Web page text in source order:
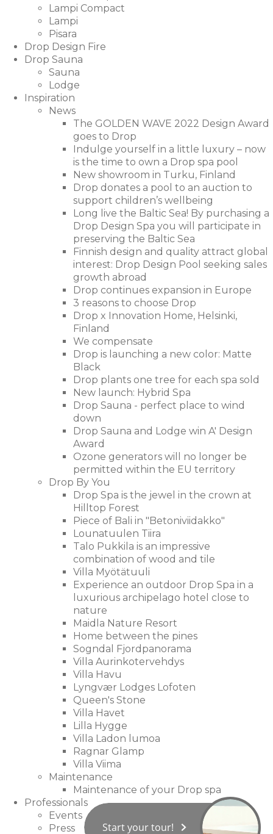
Lampi Compact
Lampi
Pisara
Drop Design Fire
Drop Sauna
Sauna
Lodge
Inspiration
News
The GOLDEN WAVE 2022 Design Award
goes to Drop
Indulge yourself in a little luxury – now
is the time to own a Drop spa pool
New showroom in Turku, Finland
Drop donates a pool to an auction to
support children’s wellbeing
Long live the Baltic Sea! By purchasing a
Drop Design Spa you will participate in
preserving the Baltic Sea
Finnish design and quality attract global
interest: Drop Design Pool seeking sales
growth abroad
Drop continues expansion in Europe
3 reasons to choose Drop
Drop x Innovation Home, Helsinki,
Finland
We compensate
Drop is launching a new color: Matte
Black
Drop plants one tree for each spa sold
New launch: Hybrid Spa
Drop Sauna - perfect place to wind
down
Drop Sauna and Lodge win A' Design
Award
Ozone generators will no longer be
permitted within the EU territory
Drop By You
Drop Spa is the jewel in the crown at
Hilltop Forest
Piece of Bali in "Betoniviidakko"
Lounatuulen Tiira
Talo Pukkila is an impressive
combination of wood and tile
Villa Myötätuuli
Experience an outdoor Drop Spa in a
luxurious archipelago hotel close to
nature
Maidla Nature Resort
Home between the pines
Sogndal Fjordpanorama
Villa Aurinkotervehdys
Villa Havu
Lyngvær Lodges Lofoten
Queen's Stone
Villa Havet
Lilla Hygge
Villa Ladon lumoa
Ragnar Glamp
Villa Viima
Maintenance
Maintenance of your Drop spa
Professionals
Events
Press
Start your tour!